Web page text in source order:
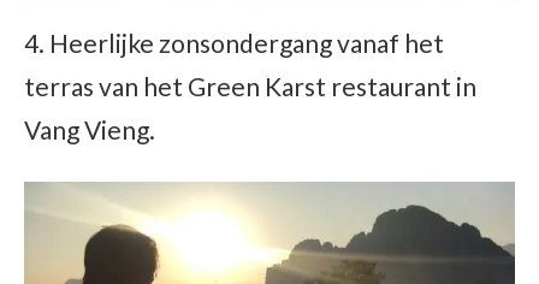
4. Heerlijke zonsondergang vanaf het
terras van het Green Karst restaurant in
Vang Vieng.